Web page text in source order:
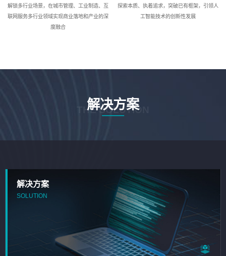
解锁多行业场景，在城市管理、工业制造、互
联网服务多行业领域实现商业落地和产业的深
度融合
探索本质、执着追求，突破已有框架，引领人
工智能技术的创新性发展
解决方案
THE SOLUTION
解决方案
SOLUTION